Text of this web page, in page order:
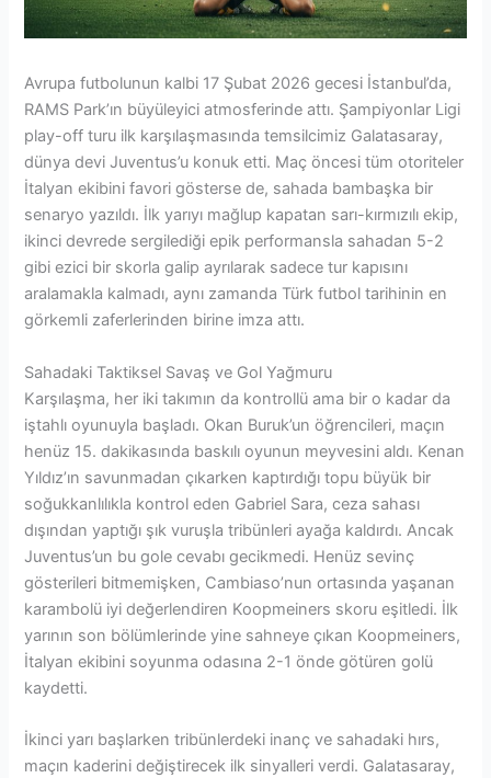
Avrupa futbolunun kalbi 17 Şubat 2026 gecesi İstanbul’da,
RAMS Park’ın büyüleyici atmosferinde attı. Şampiyonlar Ligi
play-off turu ilk karşılaşmasında temsilcimiz Galatasaray,
dünya devi Juventus’u konuk etti. Maç öncesi tüm otoriteler
İtalyan ekibini favori gösterse de, sahada bambaşka bir
senaryo yazıldı. İlk yarıyı mağlup kapatan sarı-kırmızılı ekip,
ikinci devrede sergilediği epik performansla sahadan 5-2
gibi ezici bir skorla galip ayrılarak sadece tur kapısını
aralamakla kalmadı, aynı zamanda Türk futbol tarihinin en
görkemli zaferlerinden birine imza attı.
Sahadaki Taktiksel Savaş ve Gol Yağmuru
Karşılaşma, her iki takımın da kontrollü ama bir o kadar da
iştahlı oyunuyla başladı. Okan Buruk’un öğrencileri, maçın
henüz 15. dakikasında baskılı oyunun meyvesini aldı. Kenan
Yıldız’ın savunmadan çıkarken kaptırdığı topu büyük bir
soğukkanlılıkla kontrol eden Gabriel Sara, ceza sahası
dışından yaptığı şık vuruşla tribünleri ayağa kaldırdı. Ancak
Juventus’un bu gole cevabı gecikmedi. Henüz sevinç
gösterileri bitmemişken, Cambiaso’nun ortasında yaşanan
karambolü iyi değerlendiren Koopmeiners skoru eşitledi. İlk
yarının son bölümlerinde yine sahneye çıkan Koopmeiners,
İtalyan ekibini soyunma odasına 2-1 önde götüren golü
kaydetti.
İkinci yarı başlarken tribünlerdeki inanç ve sahadaki hırs,
maçın kaderini değiştirecek ilk sinyalleri verdi. Galatasaray,